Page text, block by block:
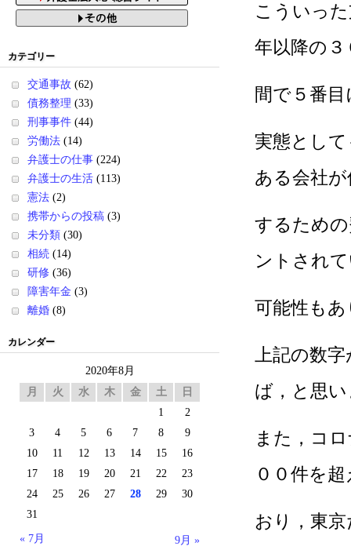
こういっ
年以降の３
間で５番
実態とし
ある会社が
するため
ントされ
可能性も
上記の数
ば，と思
また，コ
００件を
おり，東
カテゴリー
交通事故 (62)
債務整理 (33)
刑事事件 (44)
労働法 (14)
弁護士の仕事 (224)
弁護士の生活 (113)
憲法 (2)
携帯からの投稿 (3)
未分類 (30)
相続 (14)
研修 (36)
障害年金 (3)
離婚 (8)
カレンダー
2020年8月
月
火 水 木 金 土 日
« 7月 9月 »
1
2
3
4 5 6 7 8
9
10
11 12 13 14 15
16
17
18 19 20 21 22
23
24
25 26 27 28 29
30
31